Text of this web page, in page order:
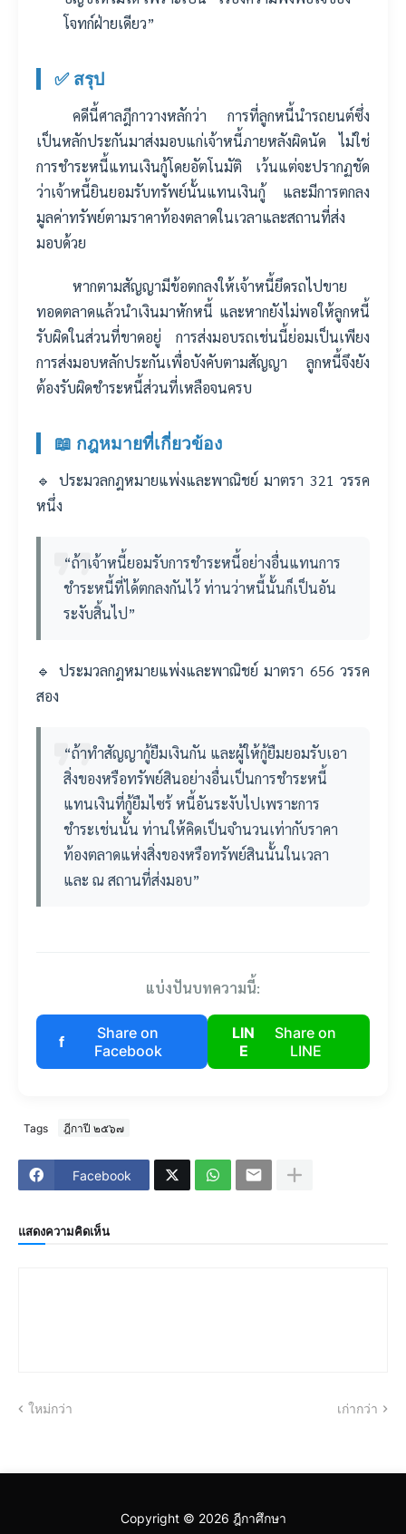
โจทก์ฝ่ายเดียว”
✅ สรุป
คดีนี้ศาลฎีกาวางหลักว่า การที่ลูกหนี้นำรถยนต์ซึ่ง
เป็นหลักประกันมาส่งมอบแก่เจ้าหนี้ภายหลังผิดนัด ไม่ใช่
การชำระหนี้แทนเงินกู้โดยอัตโนมัติ เว้นแต่จะปรากฏชัด
ว่าเจ้าหนี้ยินยอมรับทรัพย์นั้นแทนเงินกู้ และมีการตกลง
มูลค่าทรัพย์ตามราคาท้องตลาดในเวลาและสถานที่ส่ง
มอบด้วย
หากตามสัญญามีข้อตกลงให้เจ้าหนี้ยึดรถไปขาย
ทอดตลาดแล้วนำเงินมาหักหนี้ และหากยังไม่พอให้ลูกหนี้
รับผิดในส่วนที่ขาดอยู่ การส่งมอบรถเช่นนี้ย่อมเป็นเพียง
การส่งมอบหลักประกันเพื่อบังคับตามสัญญา ลูกหนี้จึงยัง
ต้องรับผิดชำระหนี้ส่วนที่เหลือจนครบ
📖 กฎหมายที่เกี่ยวข้อง
🔹 ประมวลกฎหมายแพ่งและพาณิชย์ มาตรา 321 วรรค
หนึ่ง
“ถ้าเจ้าหนี้ยอมรับการชำระหนี้อย่างอื่นแทนการ
ชำระหนี้ที่ได้ตกลงกันไว้ ท่านว่าหนี้นั้นก็เป็นอัน
ระงับสิ้นไป”
🔹 ประมวลกฎหมายแพ่งและพาณิชย์ มาตรา 656 วรรค
สอง
“ถ้าทำสัญญากู้ยืมเงินกัน และผู้ให้กู้ยืมยอมรับเอา
สิ่งของหรือทรัพย์สินอย่างอื่นเป็นการชำระหนี้
แทนเงินที่กู้ยืมไซร้ หนี้อันระงับไปเพราะการ
ชำระเช่นนั้น ท่านให้คิดเป็นจำนวนเท่ากับราคา
ท้องตลาดแห่งสิ่งของหรือทรัพย์สินนั้นในเวลา
และ ณ สถานที่ส่งมอบ”
แบ่งปันบทความนี้:
f
Share on
Facebook
LIN
E
Share on
LINE
Tags ฎีกาปี ๒๕๖๗
Facebook
แสดงความคิดเห็น
ใหม่กว่า เก่ากว่า
Copyright © 2026 ฎีกาศึกษา